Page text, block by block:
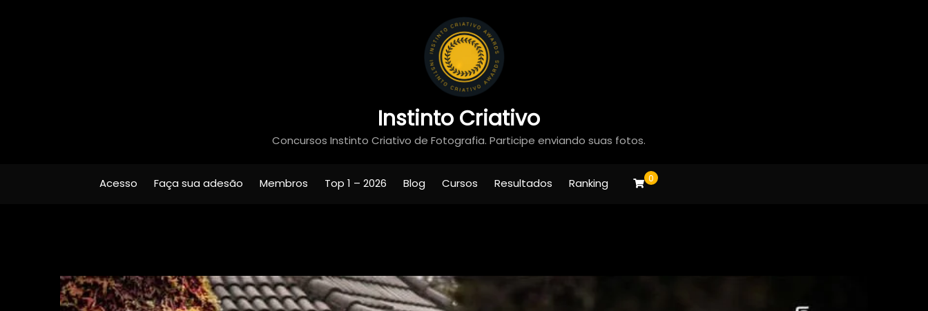
Instinto Criativo
Concursos Instinto Criativo de Fotografia. Participe enviando suas fotos.
Acesso Faça sua adesão Membros Top 1 – 2026 Blog Cursos Resultados Ranking 0